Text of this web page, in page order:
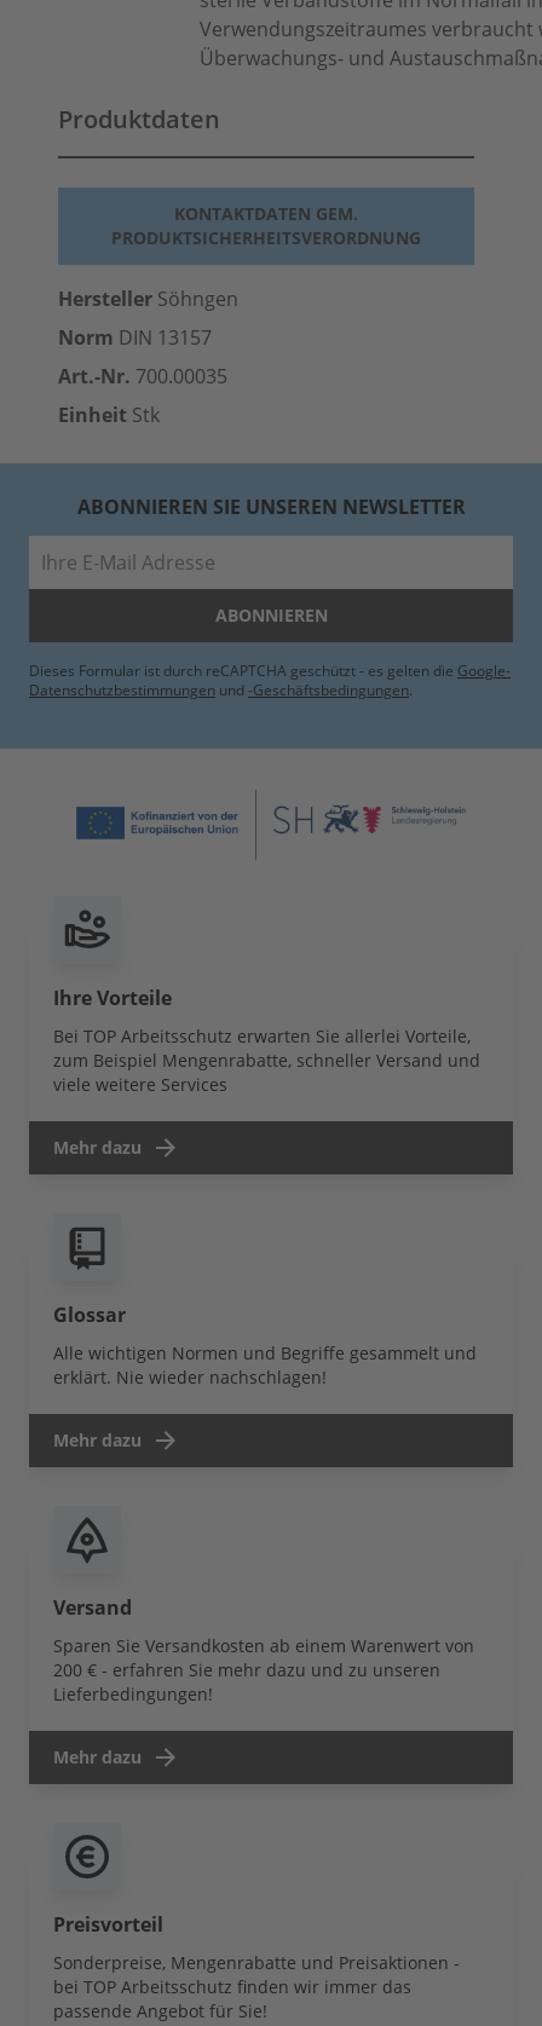
Verwendungszeitraumes verbraucht
Überwachungs- und
Produktdaten
KONTAKTDATEN GEM.
PRODUKTSICHERHEITSVERORDNUNG
Hersteller Söhngen
Norm DIN 13157
Art.-Nr. 700.00035
Einheit Stk
ABONNIEREN SIE UNSEREN NEWSLETTER
ABONNIEREN
Dieses Formular ist durch reCAPTCHA geschützt - es gelten die Google-
Datenschutzbestimmungen und -Geschäftsbedingungen.
Ihre Vorteile
Bei TOP Arbeitsschutz erwarten Sie allerlei Vorteile,
zum Beispiel Mengenrabatte, schneller Versand und
viele weitere Services
Mehr dazu
Glossar
Alle wichtigen Normen und Begriffe gesammelt und
erklärt. Nie wieder nachschlagen!
Mehr dazu
Versand
Sparen Sie Versandkosten ab einem Warenwert von
200 € - erfahren Sie mehr dazu und zu unseren
Lieferbedingungen!
Mehr dazu
Preisvorteil
Sonderpreise, Mengenrabatte und Preisaktionen -
bei TOP Arbeitsschutz finden wir immer das
passende Angebot für Sie!